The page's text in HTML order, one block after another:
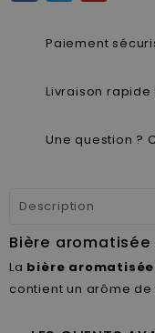
Paiement
Livraison
Une question ?
Description
Bière
La bière aromatisée
contient un arôme